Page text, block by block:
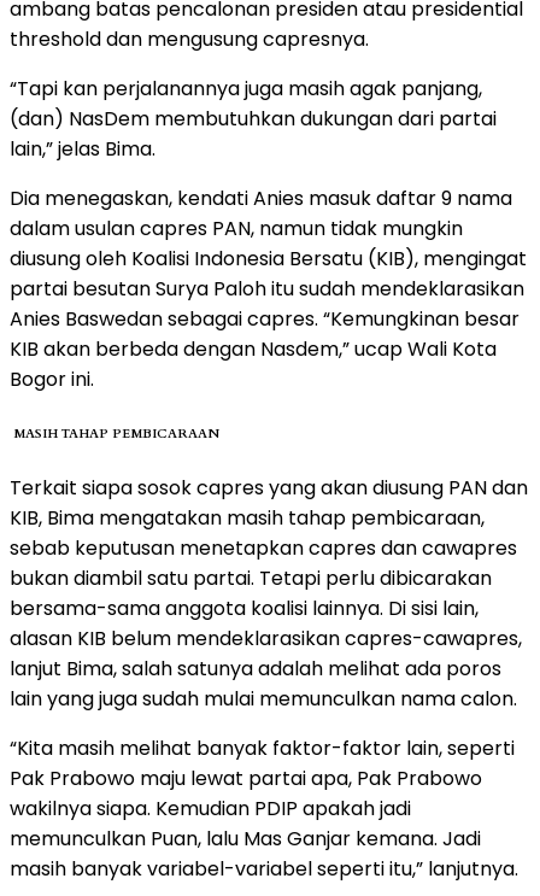
ambang batas pencalonan presiden atau presidential
threshold dan mengusung capresnya.
“Tapi kan perjalanannya juga masih agak panjang,
(dan) NasDem membutuhkan dukungan dari partai
lain,” jelas Bima.
Dia menegaskan, kendati Anies masuk daftar 9 nama
dalam usulan capres PAN, namun tidak mungkin
diusung oleh Koalisi Indonesia Bersatu (KIB), mengingat
partai besutan Surya Paloh itu sudah mendeklarasikan
Anies Baswedan sebagai capres. “Kemungkinan besar
KIB akan berbeda dengan Nasdem,” ucap Wali Kota
Bogor ini.
MASIH TAHAP PEMBICARAAN
Terkait siapa sosok capres yang akan diusung PAN dan
KIB, Bima mengatakan masih tahap pembicaraan,
sebab keputusan menetapkan capres dan cawapres
bukan diambil satu partai. Tetapi perlu dibicarakan
bersama-sama anggota koalisi lainnya. Di sisi lain,
alasan KIB belum mendeklarasikan capres-cawapres,
lanjut Bima, salah satunya adalah melihat ada poros
lain yang juga sudah mulai memunculkan nama calon.
“Kita masih melihat banyak faktor-faktor lain, seperti
Pak Prabowo maju lewat partai apa, Pak Prabowo
wakilnya siapa. Kemudian PDIP apakah jadi
memunculkan Puan, lalu Mas Ganjar kemana. Jadi
masih banyak variabel-variabel seperti itu,” lanjutnya.